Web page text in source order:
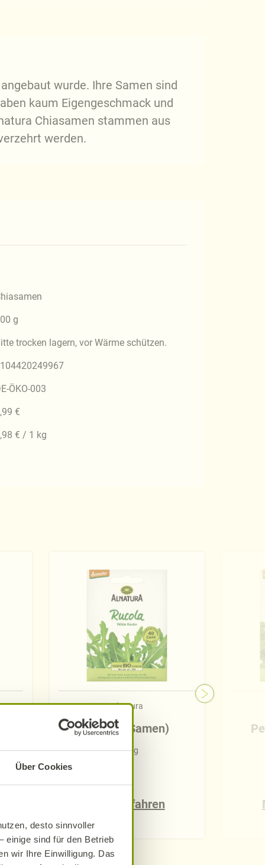
Über Cookies
desto sinnvoller
einige sind für den Betrieb
wir Ihre Einwilligung. Das
wurde. Ihre Samen sind
kaum Eigengeschmack und
Chiasamen stammen aus
werden.
g
trocken lagern, vor Wärme schützen.
ÖKO-003
€
€ / 1 kg
Alnatura
Rucola (Samen)
0,30 g
Mehr erfahren